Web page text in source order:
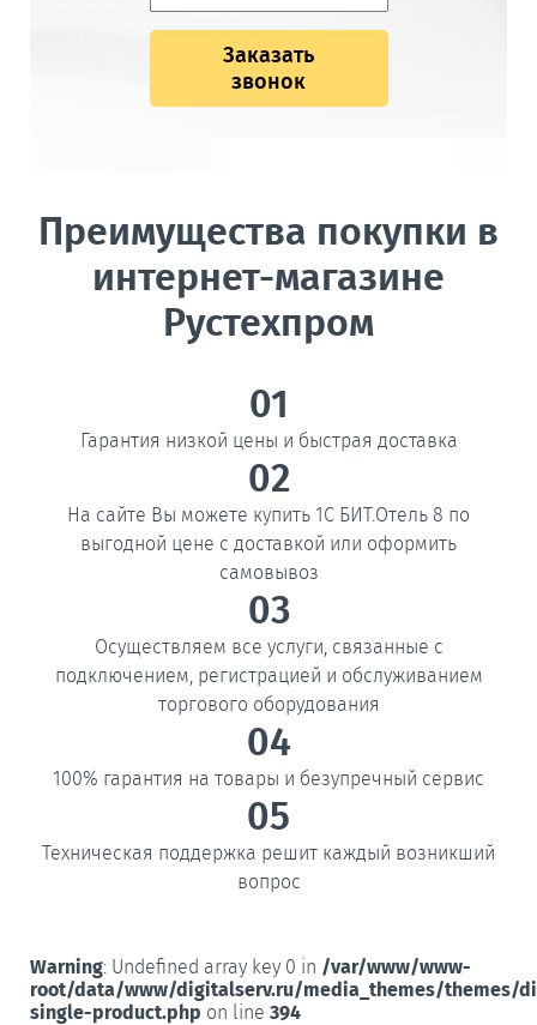
Заказать
звонок
Преимущества покупки в
интернет-магазине
Рустехпром
01
Гарантия низкой цены и быстрая доставка
02
На сайте Вы можете купить 1С БИТ.Отель 8 по
выгодной цене с доставкой или оформить
самовывоз
03
Осуществляем все услуги, связанные с
подключением, регистрацией и обслуживанием
торгового оборудования
04
100% гарантия на товары и безупречный сервис
05
Техническая поддержка решит каждый возникший
вопрос
Warning: Undefined array key 0 in /var/www/www-
root/data/www/digitalserv.ru/media_themes/themes/
single-product.php on line 394